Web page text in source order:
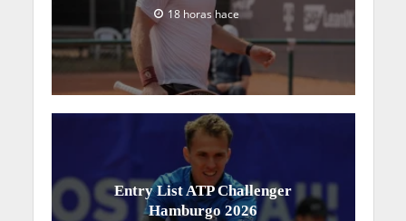
18 horas hace
Entry List ATP Challenger
Hamburgo 2026